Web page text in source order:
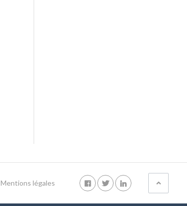
Mentions légales